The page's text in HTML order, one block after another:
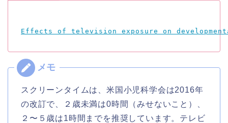
Effects of television exposure on
スクリーンタイムは、米国小児科学会は2016年
の改訂で、２歳未満は0時間（みせないこと）、
２〜５歳は1時間までを推奨しています。テレビ